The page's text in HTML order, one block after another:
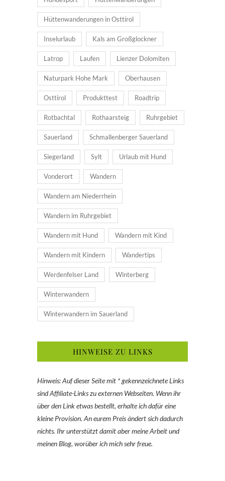
Hüttenwanderungen in Osttirol
Inselurlaub Kals am Großglockner
Latrop Laufen Lienzer Dolomiten
Naturpark Hohe Mark Oberhausen
Osttirol Produkttest Roadtrip
Rotbachtal Rothaarsteig Ruhrgebiet
Sauerland Schmallenberger Sauerland
Siegerland Sylt Urlaub mit Hund
Vonderort Wandern
Wandern am Niederrhein
Wandern im Ruhrgebiet
Wandern mit Hund Wandern mit Kind
Wandern mit Kindern Wandertips
Werdenfelser Land Winterberg
Winterwandern
Winterwandern im Sauerland
HINWEISE ZU LINKS
Hinweis: Auf dieser Seite mit * gekennzeichnete Links
sind Affiliate-Links zu externen Webseiten. Wenn ihr
über den Link etwas bestellt, erhalte ich dafür eine
kleine Provision. An eurem Preis ändert sich dadurch
nichts. Ihr unterstützt damit aber meine Arbeit und
meinen Blog, worüber ich mich sehr freue.